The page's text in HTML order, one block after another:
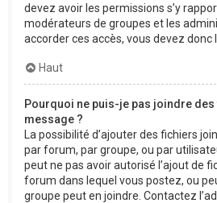
devez avoir les permissions s’y
modérateurs de groupes et les
accorder ces accès, vous devez donc
Haut
Pourquoi ne puis-je pas joindre
message ?
La possibilité d’ajouter des fichiers
par forum, par groupe, ou par
peut ne pas avoir autorisé l’ajout de
forum dans lequel vous postez, ou
groupe peut en joindre. Contactez